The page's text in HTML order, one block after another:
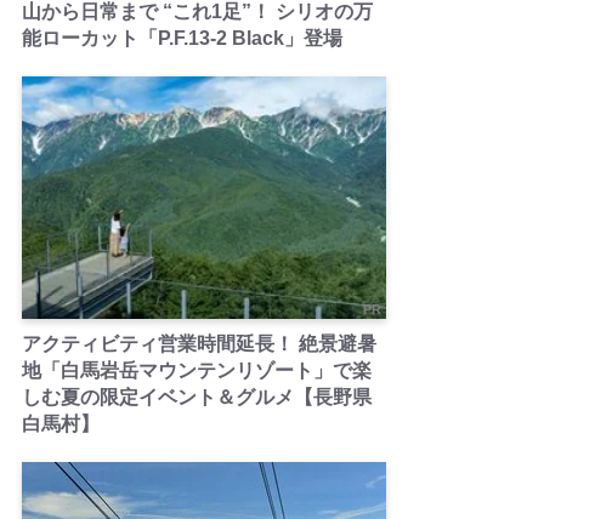
山から日常まで “これ1足”！ シリオの万
能ローカット「P.F.13-2 Black」登場
PR
アクティビティ営業時間延長！ 絶景避暑
地「白馬岩岳マウンテンリゾート」で楽
しむ夏の限定イベント＆グルメ【長野県
白馬村】